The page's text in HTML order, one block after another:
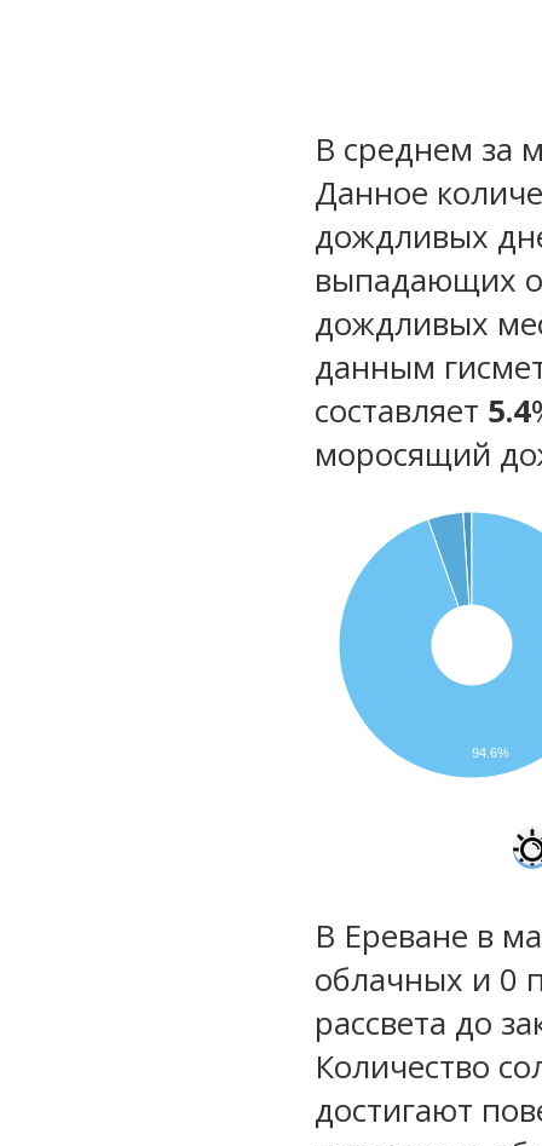
В среднем за
Данное
дождливых
выпадающих
дождливых
данным
составляет 5.4
моросящий
94.6%
В Ереване в
облачных и 0
рассвета до
Количество
достигают